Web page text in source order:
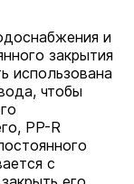
и
закрытия
использована
чтобы
PP-R
с